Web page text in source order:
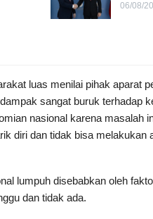
06/08/
luas menilai pihak aparat
sangat buruk terhadap
nasional karena masalah
diri dan tidak bisa melakukan
lumpuh disebabkan oleh
dan tidak ada.